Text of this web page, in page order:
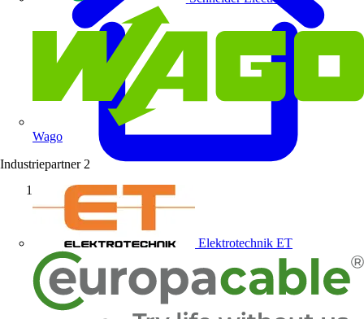
Wago
Industriepartner 2
Elektrotechnik ET
Startseite